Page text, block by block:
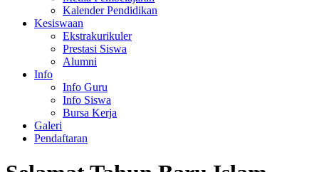
Kalender Pendidikan
Kesiswaan
Ekstrakurikuler
Prestasi Siswa
Alumni
Info
Info Guru
Info Siswa
Bursa Kerja
Galeri
Pendaftaran